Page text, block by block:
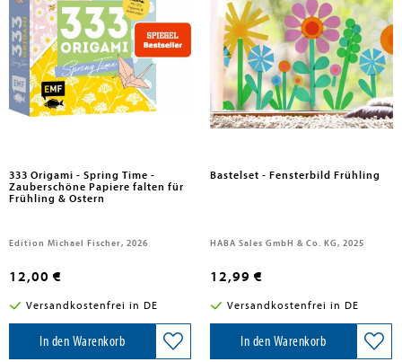
333 Origami - Spring Time -
Zauberschöne Papiere falten für
Frühling & Ostern
Edition Michael Fischer, 2026
12,00 €
Versandkostenfrei in DE
In den Warenkorb
Bastelset - Fensterbild Frühling
HABA Sales GmbH & Co. KG, 2025
12,99 €
Versandkostenfrei in DE
In den Warenkorb